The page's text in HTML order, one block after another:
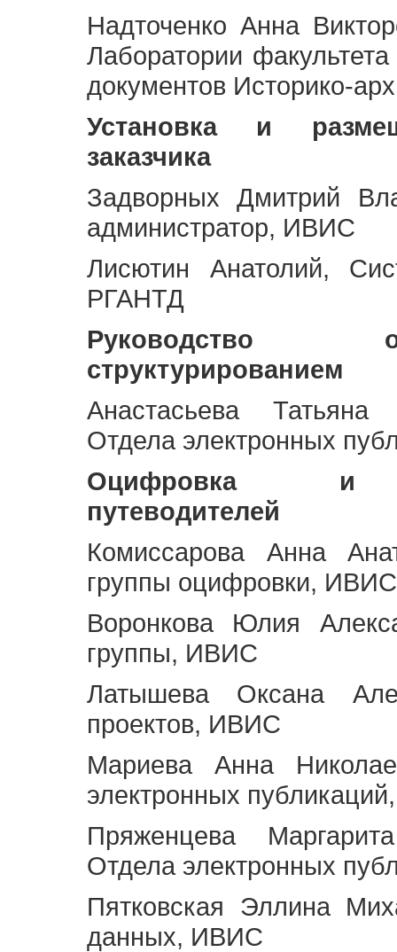
Надточенко Анна
Лаборатории
документов Историко-
Установка и
заказчика
Задворных Дмитрий
администратор, ИВИС
Лисютин Анатолий,
РГАНТД
Руководство
структурированием
Анастасьева Татьяна
Отдела электронных
Оцифровка и
путеводителей
Комиссарова Анна
группы оцифровки, ИВИС
Воронкова Юлия
группы, ИВИС
Латышева Оксана
проектов, ИВИС
Мариева Анна
электронных
Пряженцева
Отдела электронных
Пятковская Эллина
данных, ИВИС